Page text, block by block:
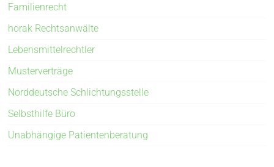
Familienrecht
horak Rechtsanwälte
Lebensmittelrechtler
Musterverträge
Norddeutsche Schlichtungsstelle
Selbsthilfe Büro
Unabhängige Patientenberatung